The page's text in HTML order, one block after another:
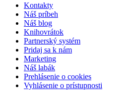
Kontakty
Náš príbeh
Náš blog
Knihovrátok
Partnerský systém
Pridaj sa k nám
Marketing
Náš labák
Prehlásenie o cookies
Vyhlásenie o prístupnosti